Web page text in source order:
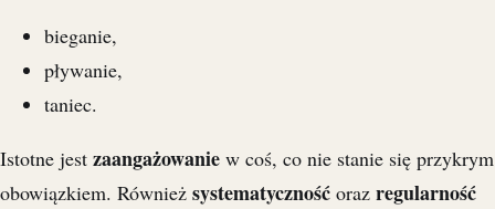
bieganie,
pływanie,
taniec.
Istotne jest zaangażowanie w coś, co nie stanie się przykrym
obowiązkiem. Również systematyczność oraz regularność